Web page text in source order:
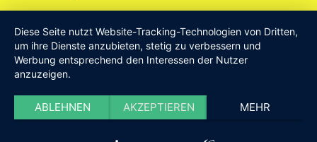
Am Drillenbusch 11 - 58638 Iserlohn
Tel:Geschäftsstelle 02371-9748599
E-Mail:info [at] DieISERLOHNER.de
Website:
Haftung
Datenschutz Satzung Impressum
Diese Seite nutzt Website-Tracking-Technologien von Dritten,
um ihre Dienste anzubieten, stetig zu verbessern und
Werbung entsprechend den Interessen der Nutzer
anzuzeigen.
ABLEHNEN AKZEPTIEREN MEHR